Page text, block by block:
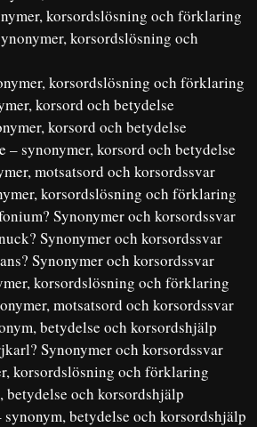
korsordslösning och förklaring
korsordslösning och
korsordslösning och förklaring
korsord och betydelse
korsord och betydelse
– synonymer, korsord och betydelse
motsatsord och korsordssvar
korsordslösning och förklaring
Synonymer och korsordssvar
Synonymer och korsordssvar
Synonymer och korsordssvar
korsordslösning och förklaring
motsatsord och korsordssvar
betydelse och korsordshjälp
Synonymer och korsordssvar
korsordslösning och förklaring
betydelse och korsordshjälp
synonym, betydelse och korsordshjälp